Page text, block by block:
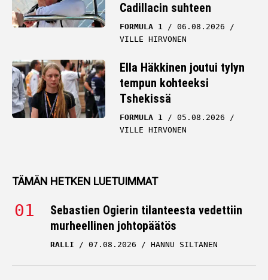
Cadillacin suhteen
FORMULA 1
06.08.2026
VILLE HIRVONEN
Ella Häkkinen joutui tylyn
tempun kohteeksi
Tshekissä
FORMULA 1
05.08.2026
VILLE HIRVONEN
TÄMÄN HETKEN LUETUIMMAT
Sebastien Ogierin tilanteesta vedettiin
murheellinen johtopäätös
RALLI 07.08.2026 HANNU SILTANEN